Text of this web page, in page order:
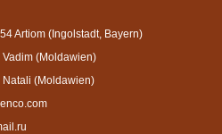
Artiom (Ingolstadt, Bayern)
(Moldawien)
Natali (Moldawien)